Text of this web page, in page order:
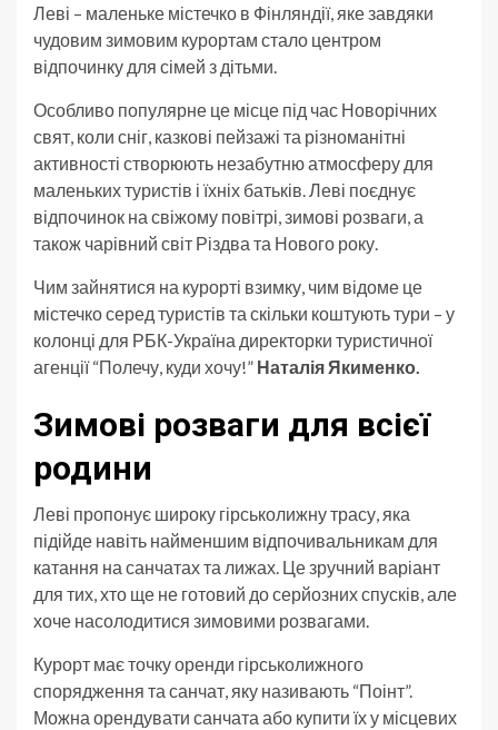
Леві – маленьке містечко в Фінляндії, яке завдяки
чудовим зимовим курортам стало центром
відпочинку для сімей з дітьми.
Особливо популярне це місце під час Новорічних
свят, коли сніг, казкові пейзажі та різноманітні
активності створюють незабутню атмосферу для
маленьких туристів і їхніх батьків. Леві поєднує
відпочинок на свіжому повітрі, зимові розваги, а
також чарівний світ Різдва та Нового року.
Чим зайнятися на курорті взимку, чим відоме це
містечко серед туристів та скільки коштують тури – у
колонці для РБК-Україна директорки туристичної
агенції “Полечу, куди хочу!” Наталія Якименко.
Зимові розваги для всієї
родини
Леві пропонує широку гірськолижну трасу, яка
підійде навіть найменшим відпочивальникам для
катання на санчатах та лижах. Це зручний варіант
для тих, хто ще не готовий до серйозних спусків, але
хоче насолодитися зимовими розвагами.
Курорт має точку оренди гірськолижного
спорядження та санчат, яку називають “Поінт”.
Можна орендувати санчата або купити їх у місцевих